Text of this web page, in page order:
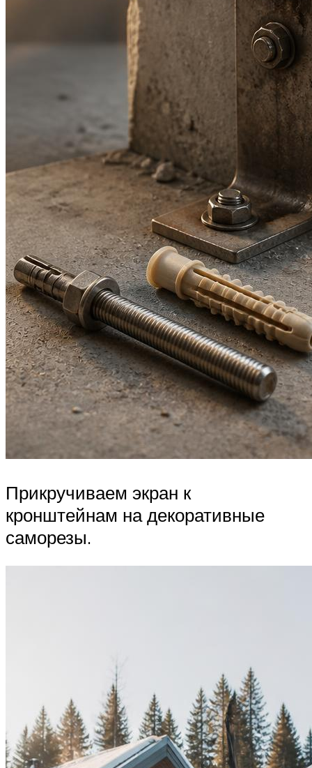
Прикручиваем экран к
кронштейнам на декоративные
саморезы.